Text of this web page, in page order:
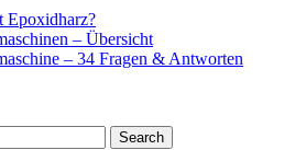
Epoxidharz?
– Übersicht
– 34 Fragen & Antworten
Search